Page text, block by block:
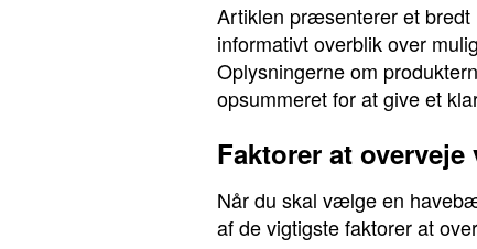
Artiklen præsenterer et bredt
informativt overblik over
Oplysningerne om
opsummeret for at give et
Faktorer at
Når du skal vælge en
af de vigtigste faktorer at